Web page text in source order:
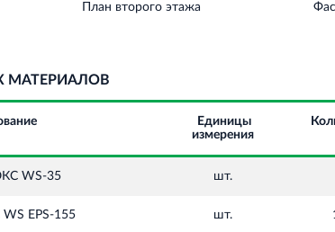
План второго этажа
МАТЕРИАЛОВ
Единицы
измерения
WS-35 шт.
EPS-155 шт.